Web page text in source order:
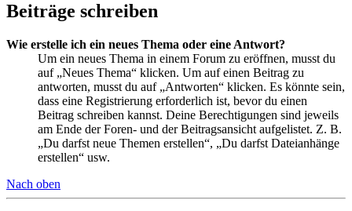
Beiträge schreiben
Wie erstelle ich ein neues Thema oder eine Antwort?
Um ein neues Thema in einem Forum zu eröffnen, musst du
auf „Neues Thema“ klicken. Um auf einen Beitrag zu
antworten, musst du auf „Antworten“ klicken. Es könnte sein,
dass eine Registrierung erforderlich ist, bevor du einen
Beitrag schreiben kannst. Deine Berechtigungen sind jeweils
am Ende der Foren- und der Beitragsansicht aufgelistet. Z. B.
„Du darfst neue Themen erstellen“, „Du darfst Dateianhänge
erstellen“ usw.
Nach oben